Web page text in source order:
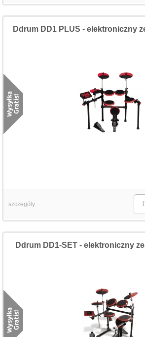
Ddrum DD1 PLUS - elektroniczny
szczegóły
Ddrum DD1-SET - elektroniczny